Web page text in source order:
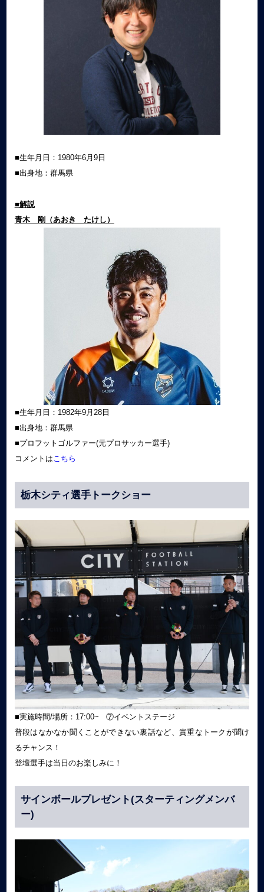
■生年月日：1980年6月9日
■出身地：群馬県
■解説
青木 剛（あおき たけし）
■生年月日：1982年9月28日
■出身地：群馬県
■プロフットゴルファー(元プロサッカー選手)
コメントはこちら
栃木シティ選手トークショー
■実施時間/場所：17:00~ ⑦イベントステージ
普段はなかなか聞くことができない裏話など、貴重なトークが聞け
るチャンス！
登壇選手は当日のお楽しみに！
サインボールプレゼント(スターティングメンバ
ー)